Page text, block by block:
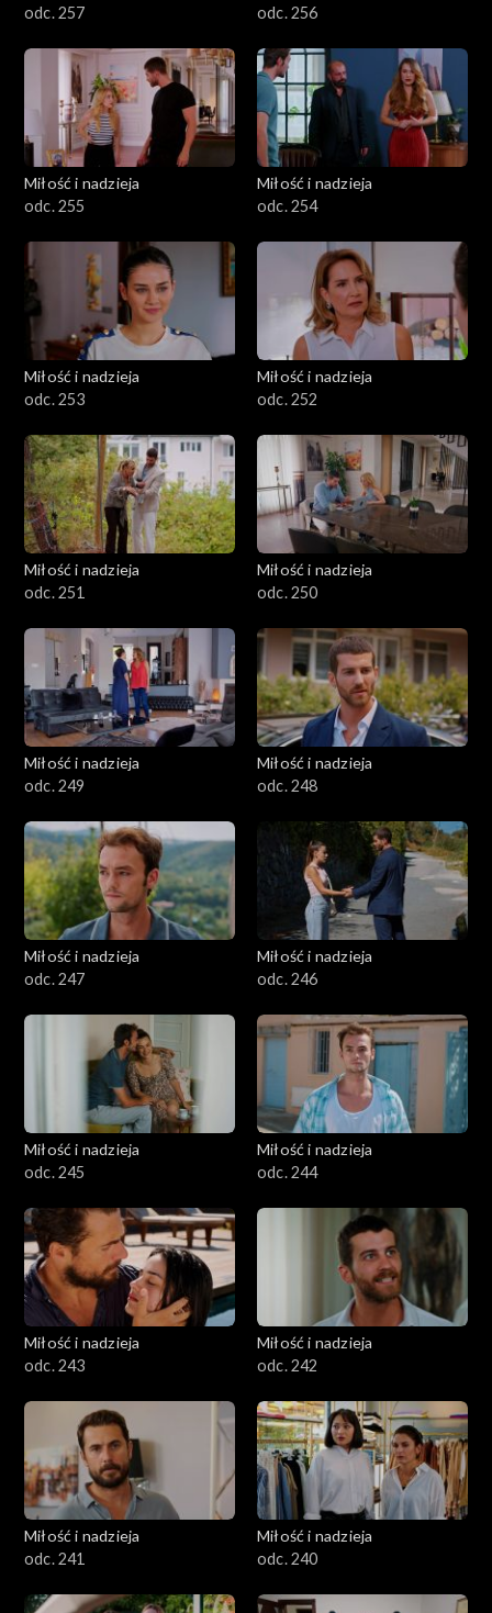
odc. 257
odc. 256
Miłość i nadzieja
odc. 255
Miłość i nadzieja
odc. 254
Miłość i nadzieja
odc. 253
Miłość i nadzieja
odc. 252
Miłość i nadzieja
odc. 251
Miłość i nadzieja
odc. 250
Miłość i nadzieja
odc. 249
Miłość i nadzieja
odc. 248
Miłość i nadzieja
odc. 247
Miłość i nadzieja
odc. 246
Miłość i nadzieja
odc. 245
Miłość i nadzieja
odc. 244
Miłość i nadzieja
odc. 243
Miłość i nadzieja
odc. 242
Miłość i nadzieja
odc. 241
Miłość i nadzieja
odc. 240